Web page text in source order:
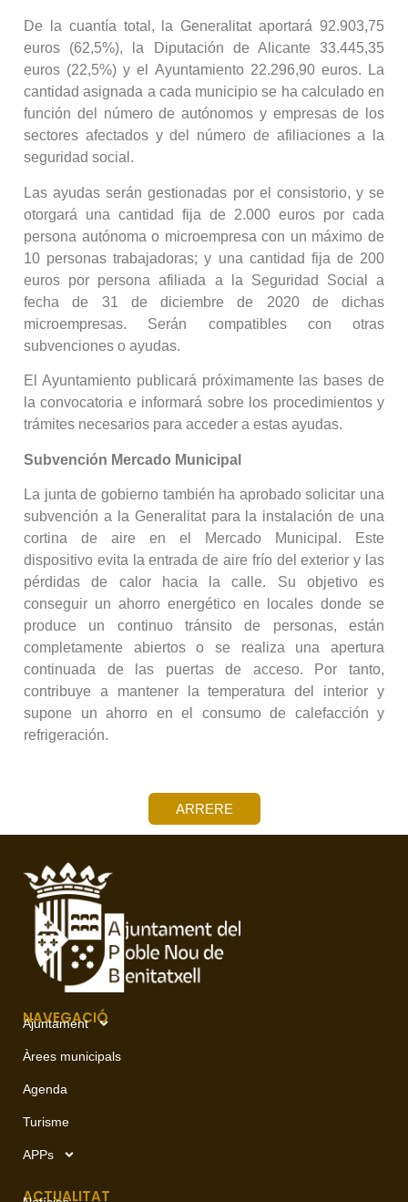
De la cuantía total, la Generalitat aportará 92.903,75
euros (62,5%), la Diputación de Alicante 33.445,35
euros (22,5%) y el Ayuntamiento 22.296,90 euros. La
cantidad asignada a cada municipio se ha calculado en
función del número de autónomos y empresas de los
sectores afectados y del número de afiliaciones a la
seguridad social.
Las ayudas serán gestionadas por el consistorio, y se
otorgará una cantidad fija de 2.000 euros por cada
persona autónoma o microempresa con un máximo de
10 personas trabajadoras; y una cantidad fija de 200
euros por persona afiliada a la Seguridad Social a
fecha de 31 de diciembre de 2020 de dichas
microempresas. Serán compatibles con otras
subvenciones o ayudas.
El Ayuntamiento publicará próximamente las bases de
la convocatoria e informará sobre los procedimientos y
trámites necesarios para acceder a estas ayudas.
Subvención Mercado Municipal
La junta de gobierno también ha aprobado solicitar una
subvención a la Generalitat para la instalación de una
cortina de aire en el Mercado Municipal. Este
dispositivo evita la entrada de aire frío del exterior y las
pérdidas de calor hacia la calle. Su objetivo es
conseguir un ahorro energético en locales donde se
produce un continuo tránsito de personas, están
completamente abiertos o se realiza una apertura
continuada de las puertas de acceso. Por tanto,
contribuye a mantener la temperatura del interior y
supone un ahorro en el consumo de calefacción y
refrigeración.
ARRERE
NAVEGACIÓ
Ajuntament
Àrees municipals
Agenda
Turisme
APPs
ACTUALITAT